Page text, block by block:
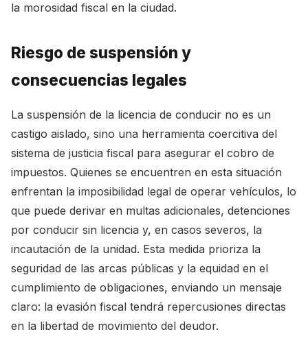
la morosidad fiscal en la ciudad.
Riesgo de suspensión y
consecuencias legales
La suspensión de la licencia de conducir no es un
castigo aislado, sino una herramienta coercitiva del
sistema de justicia fiscal para asegurar el cobro de
impuestos. Quienes se encuentren en esta situación
enfrentan la imposibilidad legal de operar vehículos, lo
que puede derivar en multas adicionales, detenciones
por conducir sin licencia y, en casos severos, la
incautación de la unidad. Esta medida prioriza la
seguridad de las arcas públicas y la equidad en el
cumplimiento de obligaciones, enviando un mensaje
claro: la evasión fiscal tendrá repercusiones directas
en la libertad de movimiento del deudor.